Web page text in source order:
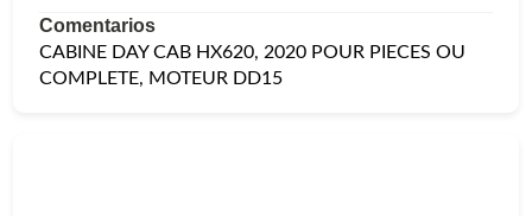
Comentarios
CABINE DAY CAB HX620, 2020 POUR PIECES OU
COMPLETE, MOTEUR DD15